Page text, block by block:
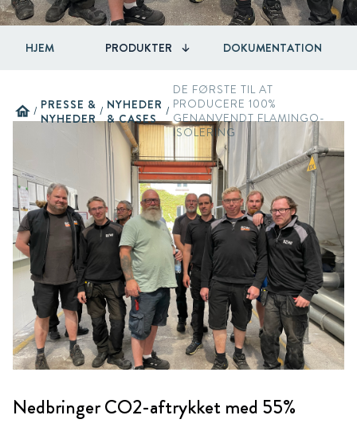
HJEM PRODUKTER DOKUMENTATION
home / PRESSE &
NYHEDER / NYHEDER
& CASES /
DE FØRSTE TIL AT
PRODUCERE 100%
GENANVENDT FLAMINGO-
ISOLERING
Nedbringer CO2-aftrykket med 55%